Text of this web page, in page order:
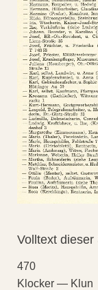
Volltext dieser
470
Klocker — Klun